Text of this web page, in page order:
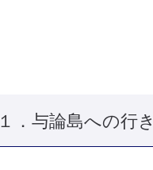
１．与論島への行